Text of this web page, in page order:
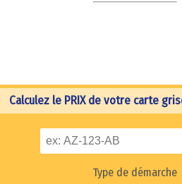
Calculez le PRIX de votre carte
Type de démarche